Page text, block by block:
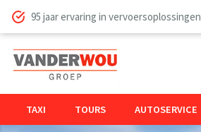
95 jaar ervaring in vervoersoplossingen
TAXI TOURS AUTOSERVICE